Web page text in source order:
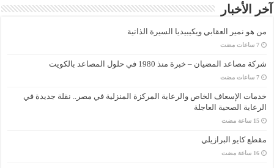
آخر الأخبار
من هو نمير العقابي ويكيبيديا السيرة الذاتية
‏7 ساعات مضت
شركة مصاعد المضيان – خبرة منذ 1980 في حلول المصاعد بالكويت
‏7 ساعات مضت
خدمات الإسعاف الخاص والرعاية المركزة المنزلية في مصر.. نقلة جديدة في
الرعاية الصحية العاجلة
‏15 ساعة مضت
مقطع كايو البرازيلي
‏16 ساعة مضت